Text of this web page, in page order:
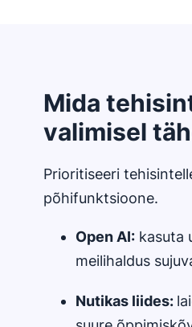
Mida
valimisel
Prioritiseeri
põhifunktsioone.
Open AI: kasuta
meilihaldus
Nutikas liides: